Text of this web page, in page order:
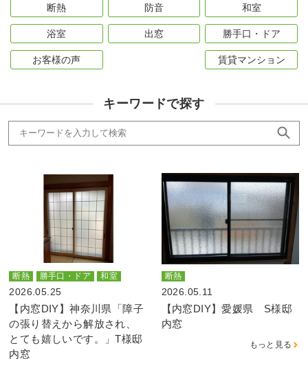
断熱 防音 和室
浴室 出窓 勝手口・ドア
お客様の声 賃貸マンション
キーワードで探す
断熱 勝手口・ドア 和室
2026.05.25
【内窓DIY】神奈川県「障子
の張り替えから解放され、
とても嬉しいです。」T様邸
内窓
断熱
2026.05.11
【内窓DIY】愛媛県 S様邸
内窓
もっと見る